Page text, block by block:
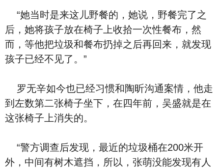
“她当时是来这儿野餐的，她说，野餐完了之
后，她将孩子放在椅子上收拾一次性餐布，然
而，等他把垃圾和餐布扔掉之后再回来，就发现
孩子已经不见了。”
罗无辛如今也已经习惯和陶昕沟通案情，他走
到左数第二张椅子坐下，在四年前，吴盛就是在
这张椅子上消失的。
“警方调查后发现，最近的垃圾桶在200米开
外，中间有树木遮挡，所以，张萌没能发现有人